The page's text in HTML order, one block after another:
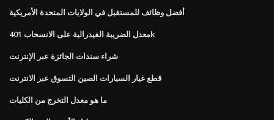
أفضل وظائف للمستقبل في الولايات المتحدة الأمريكية
معدل الضريبة الفيدرالية على الانسحاب 401k
شراء سندات الجائزة عبر الإنترنت
قطع غيار السيارات الصين التسوق عبر الانترنت
ما هو معدل التخرج من الكليات